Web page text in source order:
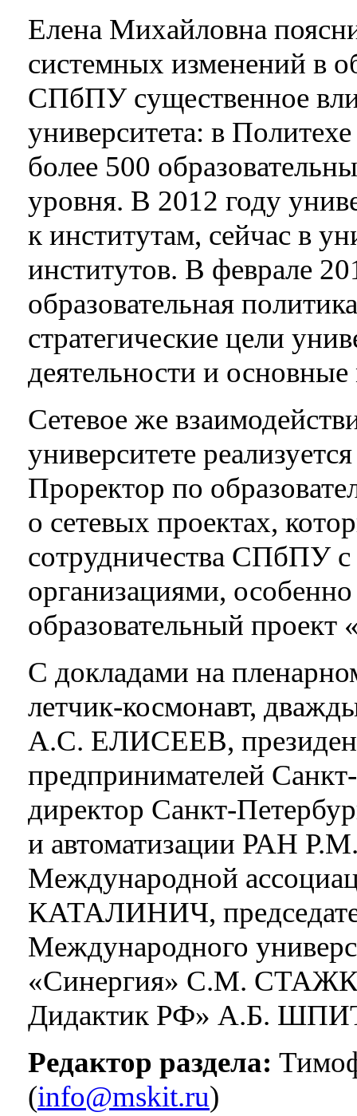
Елена Михайловна
системных изменений в
СПбПУ существенное
университета: в
более 500
уровня. В 2012 году
к институтам, сейчас в
институтов. В феврале
образовательная
стратегические цели
деятельности и
Сетевое же
университете
Проректор по
о сетевых проектах,
сотрудничества СПбПУ
организациями,
образовательный
С докладами на
летчик-космонавт,
А.С. ЕЛИСЕЕВ,
предпринимателей
директор Санкт-
и автоматизации РАН
Международной
КАТАЛИНИЧ,
Международного
«Синергия» С.М.
Дидактик РФ» А.Б.
Редактор раздела:
(info@mskit.ru)